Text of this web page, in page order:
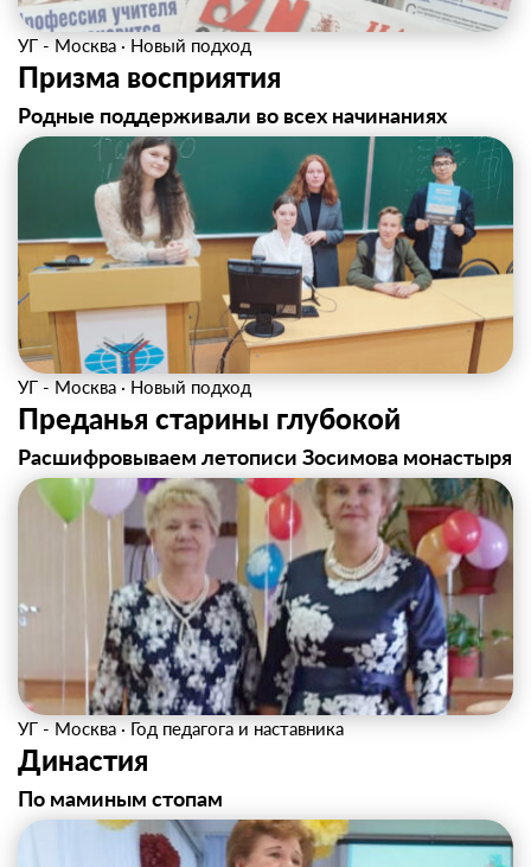
УГ - Москва · Новый подход
Призма восприятия
Родные поддерживали во всех начинаниях
УГ - Москва · Новый подход
Преданья старины глубокой
Расшифровываем летописи Зосимова монастыря
УГ - Москва · Год педагога и наставника
Династия
По маминым стопам